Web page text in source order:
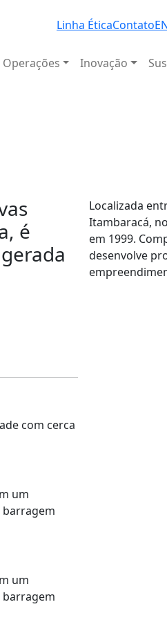
Linha ÉticaContato
Operações Inovação
é
Localizada
Itambaracá,
em 1999.
desenvolve
com cerca
um
barragem
um
barragem